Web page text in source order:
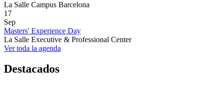
La Salle Campus Barcelona
17
Sep
Masters' Experience Day
La Salle Executive & Professional Center
Ver toda la agenda
Destacados